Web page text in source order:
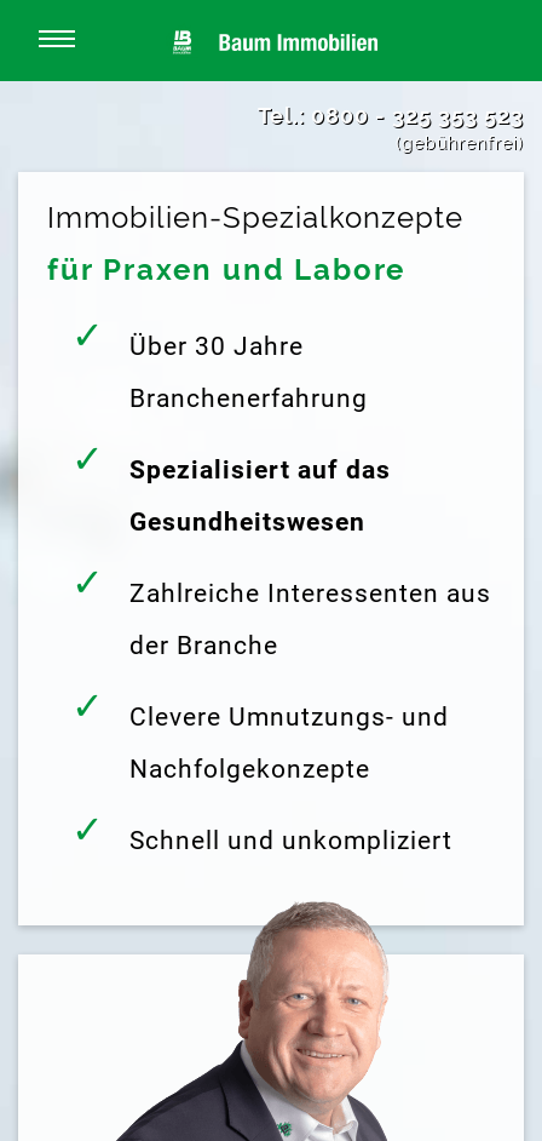
Tel.: 0800 - 325 353 523
(gebührenfrei)
Immobilien-Spezialkonzepte
für Praxen und Labore
Über 30 Jahre
Branchenerfahrung
Spezialisiert auf das
Gesundheitswesen
Zahlreiche Interessenten aus
der Branche
Clevere Umnutzungs- und
Nachfolgekonzepte
Schnell und unkompliziert